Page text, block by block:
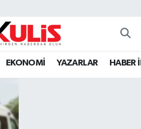
EKONOMİ YAZARLAR HABER